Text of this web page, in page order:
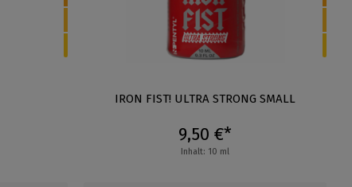
IRON FIST! ULTRA STRONG SMALL
9,50 €*
Inhalt: 10 ml